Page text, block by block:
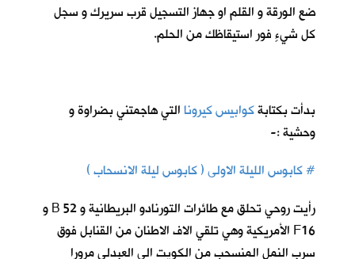
ضع الورقة و القلم او جهاز التسجيل قرب سريرك و سجل
كل شيءٍ فور استيقاظك من الحلم.
بدأت بكتابةكوابيس كيروناالتي هاجمتني بضراوة و
وحشية :-
# كابوس الليلة الاولى ( كابوس ليلة الانسحاب )
رأيت روحي تحلق مع طائرات التورنادو البريطانية و 52 B و
F16 الأمريكية وهي تلقي الاف الاطنان من القنابل فوق
سرب النمل المنسحب من الكويت الى العبدلي مرورا